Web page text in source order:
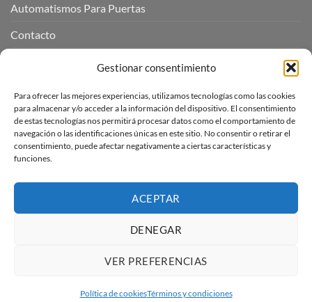
Gestionar consentimiento
Para ofrecer las mejores experiencias, utilizamos tecnologías como las cookies
para almacenar y/o acceder a la información del dispositivo. El consentimiento
de estas tecnologías nos permitirá procesar datos como el comportamiento de
navegación o las identificaciones únicas en este sitio. No consentir o retirar el
consentimiento, puede afectar negativamente a ciertas características y
funciones.
ACEPTAR
DENEGAR
VER PREFERENCIAS
Política de cookiesTérminos y condiciones
Automatismos Para Puertas
Contacto
INFORMACIÓN LEGAL
Aviso Legal
Copyright 2026 ©Automatismos Para Puertas